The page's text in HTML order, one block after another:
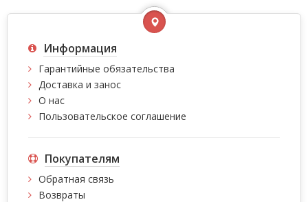
Информация
Гарантийные обязательства
Доставка и занос
О нас
Пользовательское соглашение
Покупателям
Обратная связь
Возвраты